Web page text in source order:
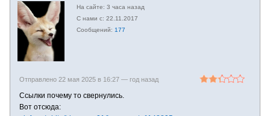
3 часа назад
22.11.2017
177
Отправлено 22 мая 2025 в 16:27 — год назад
Ссылки почему то свернулись.
Вот отсюда: